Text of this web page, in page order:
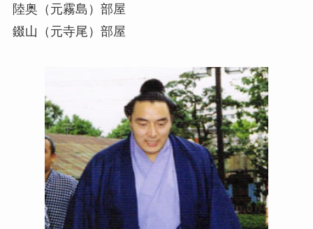
陸奥（元霧島）部屋
錣山（元寺尾）部屋